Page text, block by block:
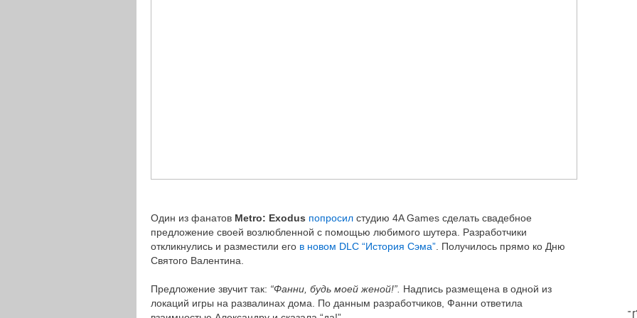
Один из фанатов Metro: Exodus попросил студию 4A Games сделать свадебное
предложение своей возлюбленной с помощью любимого шутера. Разработчики
откликнулись и разместили его в новом DLC “История Сэма” . Получилось прямо ко Дню
Святого Валентина.
Предложение звучит так: “Фанни, будь моей женой!”. Надпись размещена в одной из
локаций игры на развалинах дома. По данным разработчиков, Фанни ответила